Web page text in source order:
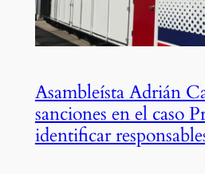
Asambleísta Adrián
sanciones en el caso
identificar